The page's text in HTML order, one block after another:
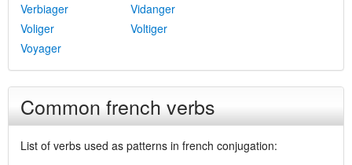
Verbiager
Vidanger
Voliger
Voltiger
Voyager
Common french verbs
List of verbs used as patterns in french conjugation: